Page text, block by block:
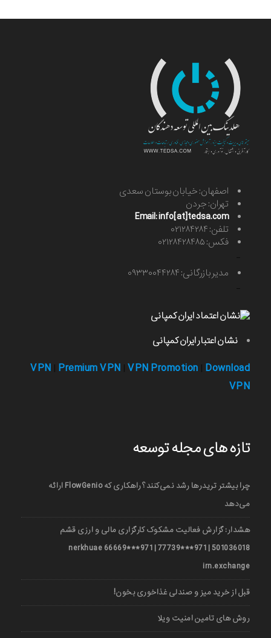
اصفهان: خیابان بوستان سعدی
تهران: جردن
Email: info[at]tedsa.com
تلفن: ۰۲۱۲۸۴۲۸۴
فکس: ۰۲۱۲۸۴۲۸۴۸۵
مدیر بازرگانی: ۰۹۳۳۰۰۴۴۲۸۴
نشان اعتبار ایران کمپانی
VPN Premium VPN VPN Promotion Download
VPN
تازه های مجله توسعه
چرا بیشتر تریدرها رشد نمی‌کنند؟ راهکاری که FlowGenio ارائه
می‌دهد
هشدار: گزارش فعالیت مشکوک کارگزاری مالی و ارزی قشم
501036018 | 971***77739 | 971***66669 nerkhuae
irn.exchange
قبل از خرید میز و صندلی غذاخوری بخون!
روش های تامین امنیت ویلا